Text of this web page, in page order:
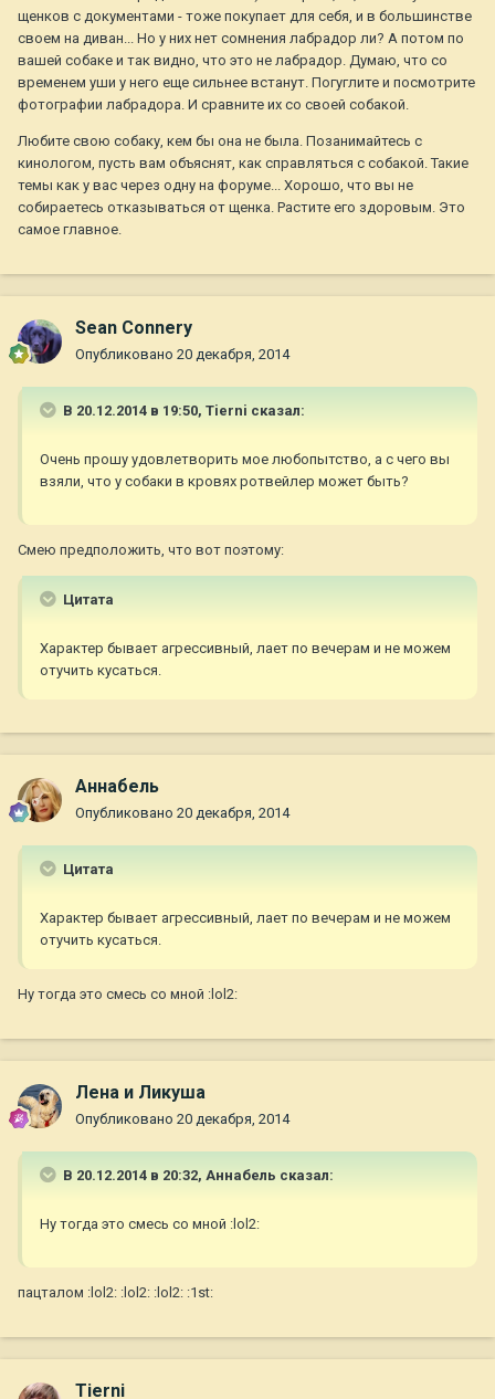
щенков с документами - тоже покупает для себя, и в большинстве
своем на диван... Но у них нет сомнения лабрадор ли? А потом по
вашей собаке и так видно, что это не лабрадор. Думаю, что со
временем уши у него еще сильнее встанут. Погуглите и посмотрите
фотографии лабрадора. И сравните их со своей собакой.
Любите свою собаку, кем бы она не была. Позанимайтесь с
кинологом, пусть вам объяснят, как справляться с собакой. Такие
темы как у вас через одну на форуме... Хорошо, что вы не
собираетесь отказываться от щенка. Растите его здоровым. Это
самое главное.
Sean Connery
Опубликовано 20 декабря, 2014
В 20.12.2014 в 19:50, Tierni сказал:
Очень прошу удовлетворить мое любопытство, а с чего вы
взяли, что у собаки в кровях ротвейлер может быть?
Смею предположить, что вот поэтому:
Цитата
Характер бывает агрессивный, лает по вечерам и не можем
отучить кусаться.
Aннaбель
Опубликовано 20 декабря, 2014
Цитата
Характер бывает агрессивный, лает по вечерам и не можем
отучить кусаться.
Ну тогда это смесь со мной :lol2:
Лена и Ликуша
Опубликовано 20 декабря, 2014
В 20.12.2014 в 20:32, Aннaбель сказал:
Ну тогда это смесь со мной :lol2:
пацталом :lol2: :lol2: :lol2: :1st:
Tierni